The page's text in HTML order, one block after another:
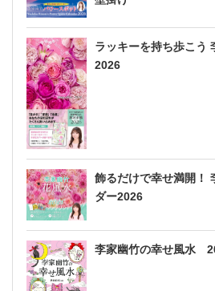
ラッキーを持ち歩こう
2026
飾るだけで幸せ満開！
ダー2026
李家幽竹の幸せ風水